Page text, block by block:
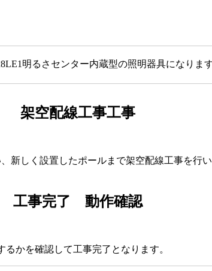
明るさセンター内蔵型の照明器具になります
架空配線工事工事
新しく設置したポールまで架空配線工事を行
工事完了 動作確認
かを確認して工事完了となります。